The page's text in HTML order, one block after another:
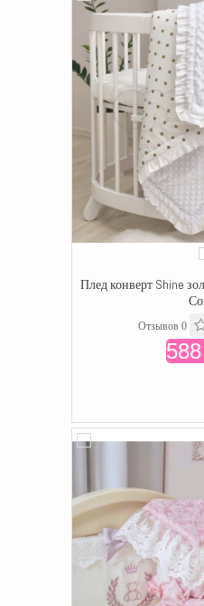
Плед конверт Shine
Отзывов 0